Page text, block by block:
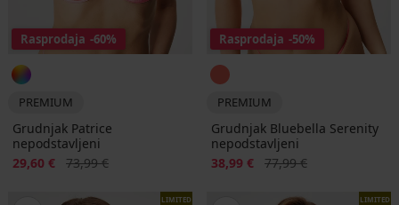
Rasprodaja -60%
PREMIUM
Grudnjak Patrice
nepodstavljeni
Popust
29,60 € Prvobitna cijena
73,99 €
Rasprodaja -50%
PREMIUM
Grudnjak Bluebella Serenity
nepodstavljeni
Popust
38,99 € Prvobitna cijena
77,99 €
LIMITED LIMITED